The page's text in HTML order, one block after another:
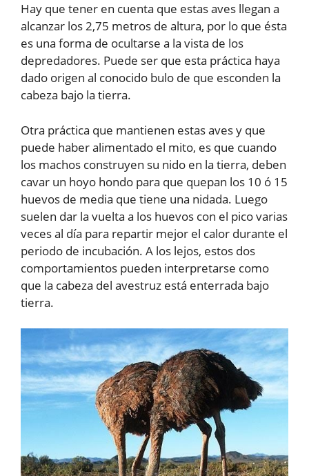
Hay que tener en cuenta que estas aves llegan a
alcanzar los 2,75 metros de altura, por lo que ésta
es una forma de ocultarse a la vista de los
depredadores. Puede ser que esta práctica haya
dado origen al conocido bulo de que esconden la
cabeza bajo la tierra.
Otra práctica que mantienen estas aves y que
puede haber alimentado el mito, es que cuando
los machos construyen su nido en la tierra, deben
cavar un hoyo hondo para que quepan los 10 ó 15
huevos de media que tiene una nidada. Luego
suelen dar la vuelta a los huevos con el pico varias
veces al día para repartir mejor el calor durante el
periodo de incubación. A los lejos, estos dos
comportamientos pueden interpretarse como
que la cabeza del avestruz está enterrada bajo
tierra.